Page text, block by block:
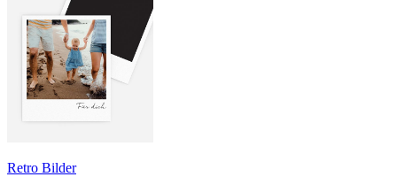
Retro Bilder